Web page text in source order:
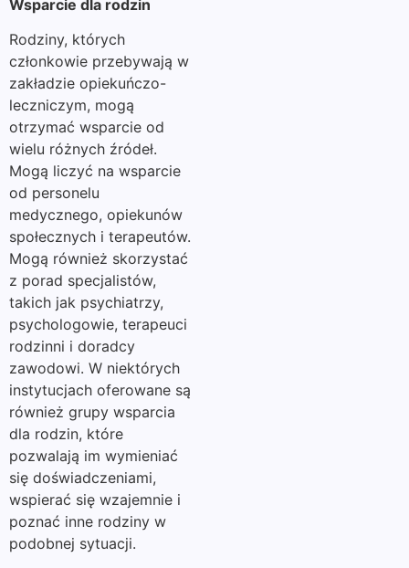
Wsparcie dla rodzin
Rodziny, których
członkowie przebywają w
zakładzie opiekuńczo-
leczniczym, mogą
otrzymać wsparcie od
wielu różnych źródeł.
Mogą liczyć na wsparcie
od personelu
medycznego, opiekunów
społecznych i terapeutów.
Mogą również skorzystać
z porad specjalistów,
takich jak psychiatrzy,
psychologowie, terapeuci
rodzinni i doradcy
zawodowi. W niektórych
instytucjach oferowane są
również grupy wsparcia
dla rodzin, które
pozwalają im wymieniać
się doświadczeniami,
wspierać się wzajemnie i
poznać inne rodziny w
podobnej sytuacji.